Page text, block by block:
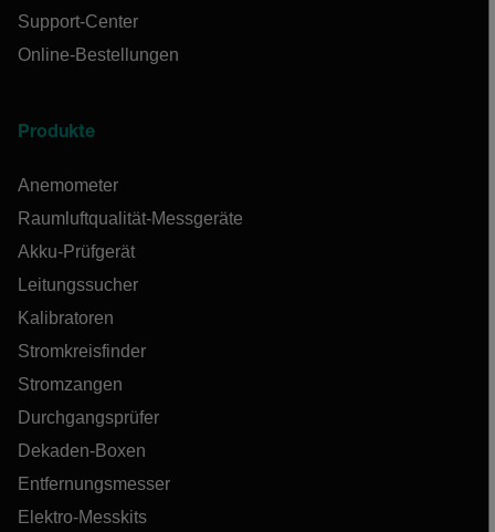
Support-Center
Online-Bestellungen
Produkte
Anemometer
Raumluftqualität-Messgeräte
Akku-Prüfgerät
Leitungssucher
Kalibratoren
Stromkreisfinder
Stromzangen
Durchgangsprüfer
Dekaden-Boxen
Entfernungsmesser
Elektro-Messkits